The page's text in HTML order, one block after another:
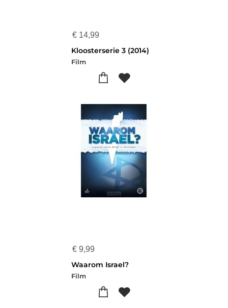
€ 14,99
Kloosterserie 3 (2014)
Film
€ 9,99
Waarom Israel?
Film